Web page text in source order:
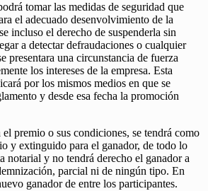
tomar las medidas de seguridad que
el adecuado desenvolvimiento de la
incluso el derecho de suspenderla sin
a detectar defraudaciones o cualquier
presentara una circunstancia de fuerza
los intereses de la empresa. Esta
por los mismos medios en que se
y desde esa fecha la promoción
premio o sus condiciones, se tendrá como
y extinguido para el ganador, de todo lo
notarial y no tendrá derecho el ganador a
parcial ni de ningún tipo. En
ganador de entre los participantes.